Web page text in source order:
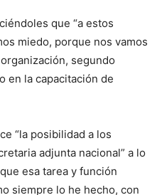
que “a estos
miedo, porque nos vamos
segundo
en la capacitación de
“la posibilidad a los
adjunta nacional” a lo
esa tarea y función
siempre lo he hecho, con